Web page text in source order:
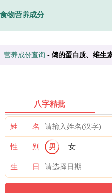
食物营养成分
营养成份查询 - 鸽的蛋白质、维生
八字精批
姓 名
性 别 男 女
生 日